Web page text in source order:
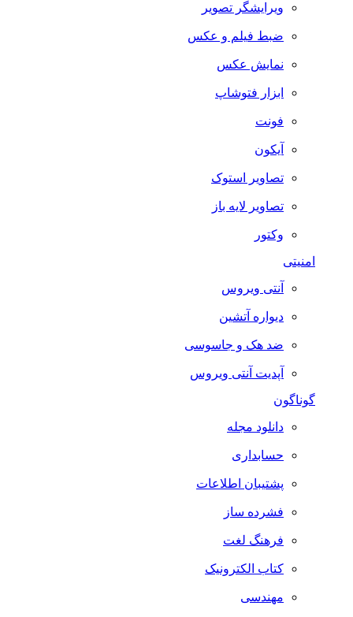
ویرایشگر تصویر
ضبط فيلم و عكس
نمایش عکس
ابزار فتوشاپ
فونت
آیکون
تصاویر استوک
تصاویر لایه باز
وکتور
امنیتی
آنتی ویروس
دیواره آتشین
ضد هک و جاسوسی
آپدیت آنتی ویروس
گوناگون
دانلود مجله
حسابداری
پشتیبان اطلاعات
فشرده ساز
فرهنگ لغت
کتاب الکترونیک
مهندسی